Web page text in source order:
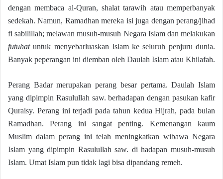
dengan membaca al-Quran, shalat tarawih atau memperbanyak
sedekah. Namun, Ramadhan mereka isi juga dengan perang/jihad
fi sabilillah; melawan musuh-musuh Negara Islam dan melakukan
futuhatuntuk menyebarluaskan Islam ke seluruh penjuru dunia.
Banyak peperangan ini diemban oleh Daulah Islam atau Khilafah.
Perang Badar merupakan perang besar pertama. Daulah Islam
yang dipimpin Rasulullah saw. berhadapan dengan pasukan kafir
Quraisy. Perang ini terjadi pada tahun kedua Hijrah, pada bulan
Ramadhan. Perang ini sangat penting. Kemenangan kaum
Muslim dalam perang ini telah meningkatkan wibawa Negara
Islam yang dipimpin Rasulullah saw. di hadapan musuh-musuh
Islam. Umat Islam pun tidak lagi bisa dipandang remeh.